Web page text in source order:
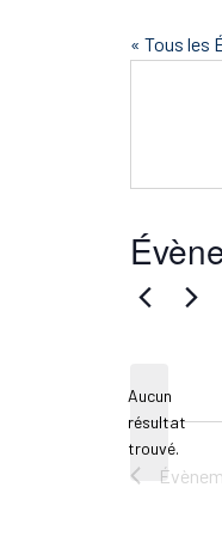
« Tous les
Notice
Aucun
résultat
trouvé.